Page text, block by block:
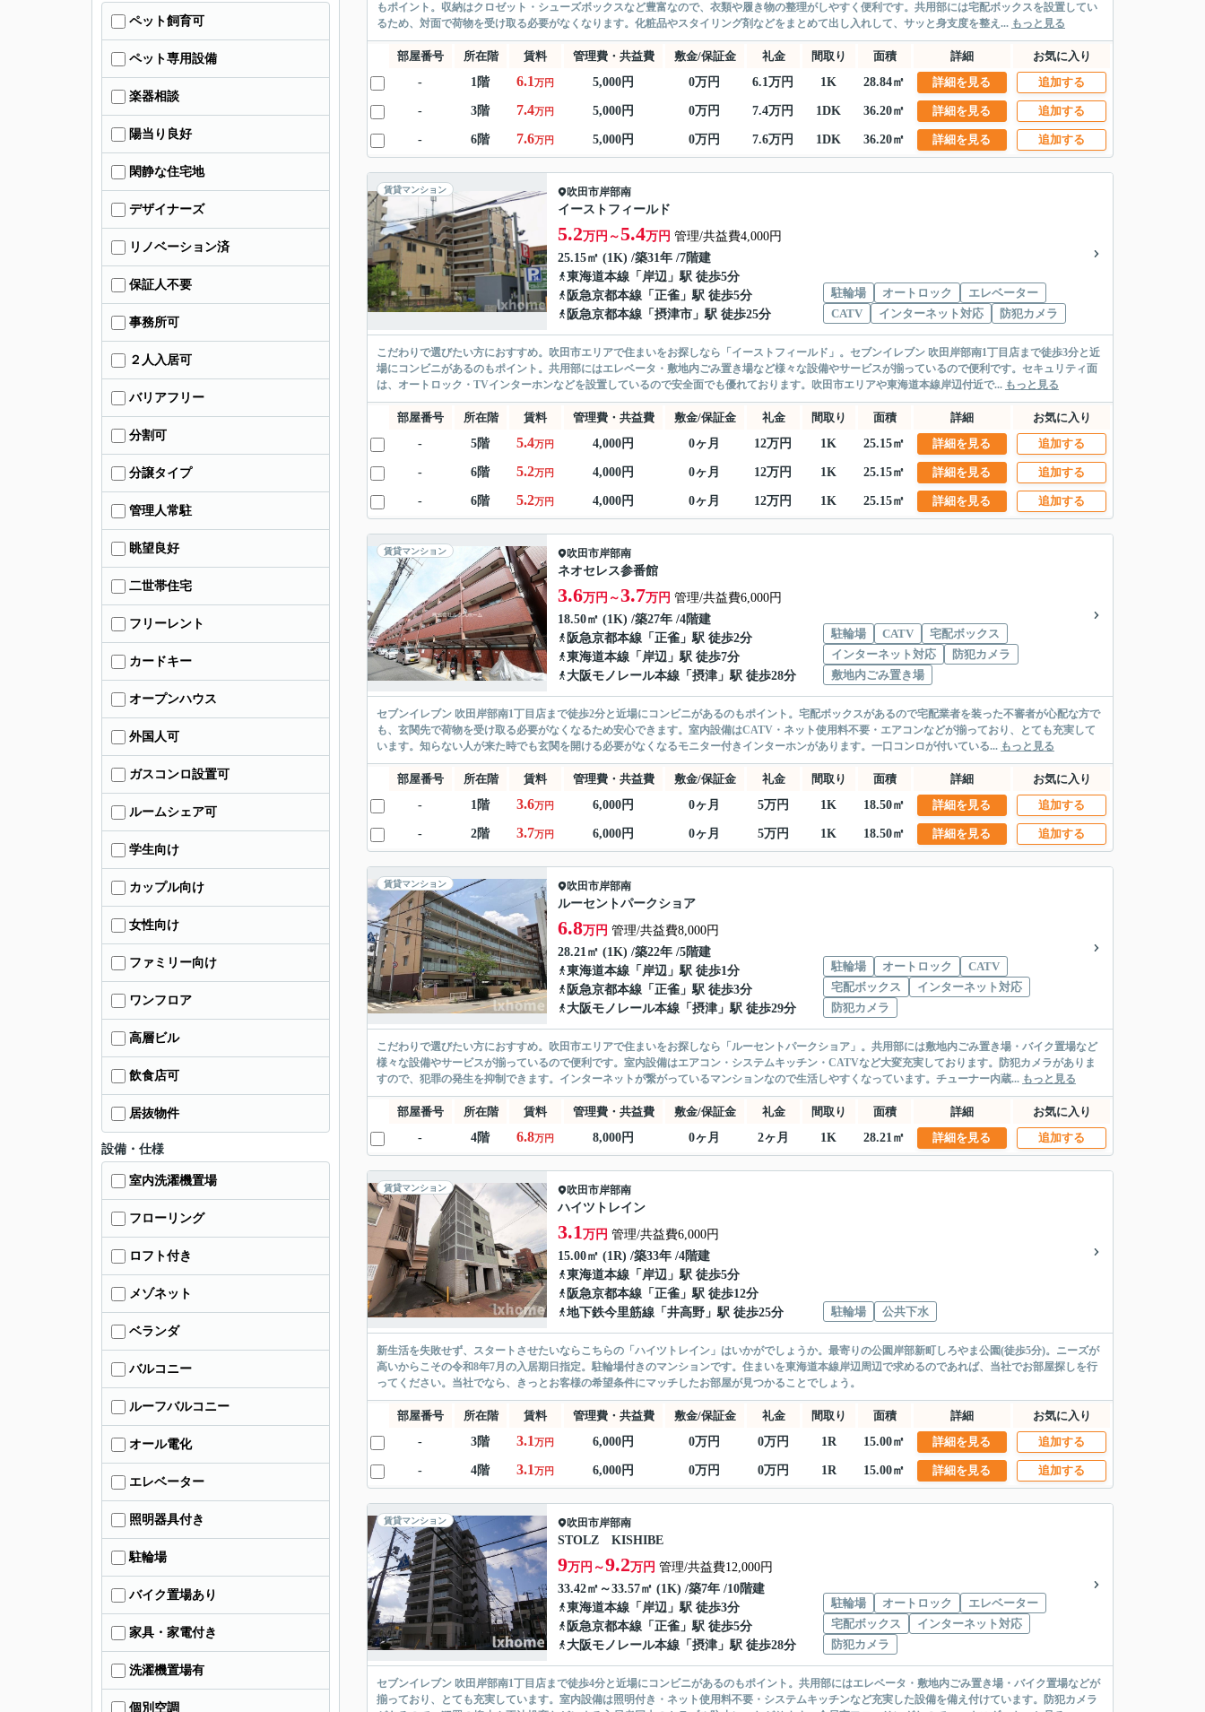
もポイント。収納はクロゼット・シューズボックスなど豊富なので、衣類や履き物の整理がしやすく便利です。共用部には宅配ボックスを設置してい
るため、対面で荷物を受け取る必要がなくなります。化粧品やスタイリング剤などをまとめて出し入れして、サッと身支度を整え... もっと見る
部屋番号 所在階 賃料 管理費・共益費 敷金/保証金 礼金 間取り 面積 詳細
お気に入り
-
1階 6.1万円 5,000円 0万円 6.1万円 1K 28.84㎡ 詳細を見る 追加する
- 3階 7.4万円 5,000円 0万円 7.4万円 1DK 36.20㎡ 詳細を見る 追加する
- 6階 7.6万円 5,000円 0万円 7.6万円 1DK 36.20㎡ 詳細を見る 追加する
賃貸マンション 吹田市岸部南
イーストフィールド
5.2万円～5.4万円 管理/共益費4,000円
25.15㎡ (1K) /築31年 /7階建
東海道本線 「 岸辺 」駅 徒歩5分
阪急京都本線 「 正雀 」駅 徒歩5分
阪急京都本線 「 摂津市 」駅 徒歩25分
駐輪場 オートロック
エレベーター
CATV
インターネット対応 防犯カメラ
こだわりで選びたい方におすすめ。吹田市エリアで住まいをお探しなら「イーストフィールド」。セブンイレブン 吹田岸部南1丁目店まで徒歩3分と近
場にコンビニがあるのもポイント。共用部にはエレベータ・敷地内ごみ置き場など様々な設備やサービスが揃っているので便利です。セキュリティ面
は、オートロック・TVインターホンなどを設置しているので安全面でも優れております。吹田市エリアや東海道本線岸辺付近で... もっと見る
部屋番号 所在階 賃料 管理費・共益費 敷金/保証金 礼金 間取り 面積 詳細
お気に入り
-
5階 5.4万円 4,000円 0ヶ月 12万円 1K 25.15㎡ 詳細を見る 追加する
- 6階 5.2万円 4,000円 0ヶ月 12万円 1K 25.15㎡ 詳細を見る 追加する
- 6階 5.2万円 4,000円 0ヶ月 12万円 1K 25.15㎡ 詳細を見る 追加する
賃貸マンション 吹田市岸部南
ネオセレス参番館
3.6万円～3.7万円 管理/共益費6,000円
18.50㎡ (1K) /築27年 /4階建
阪急京都本線 「 正雀 」駅 徒歩2分
東海道本線 「 岸辺 」駅 徒歩7分
大阪モノレール本線 「 摂津 」駅 徒歩28分
駐輪場 CATV
宅配ボックス
インターネット対応
防犯カメラ
敷地内ごみ置き場
セブンイレブン 吹田岸部南1丁目店まで徒歩2分と近場にコンビニがあるのもポイント。宅配ボックスがあるので宅配業者を装った不審者が心配な方で
も、玄関先で荷物を受け取る必要がなくなるため安心できます。室内設備はCATV・ネット使用料不要・エアコンなどが揃っており、とても充実して
います。知らない人が来た時でも玄関を開ける必要がなくなるモニター付きインターホンがあります。一口コンロが付いている... もっと見る
部屋番号 所在階 賃料 管理費・共益費 敷金/保証金 礼金 間取り 面積 詳細
お気に入り
-
1階 3.6万円 6,000円 0ヶ月 5万円 1K 18.50㎡ 詳細を見る 追加する
- 2階 3.7万円 6,000円 0ヶ月 5万円 1K 18.50㎡ 詳細を見る 追加する
賃貸マンション 吹田市岸部南
ルーセントパークショア
6.8万円 管理/共益費8,000円
28.21㎡ (1K) /築22年 /5階建
東海道本線 「 岸辺 」駅 徒歩1分
阪急京都本線 「 正雀 」駅 徒歩3分
大阪モノレール本線 「 摂津 」駅 徒歩29分
駐輪場 オートロック
CATV
宅配ボックス
インターネット対応
防犯カメラ
こだわりで選びたい方におすすめ。吹田市エリアで住まいをお探しなら「ルーセントパークショア」。共用部には敷地内ごみ置き場・バイク置場など
様々な設備やサービスが揃っているので便利です。室内設備はエアコン・システムキッチン・CATVなど大変充実しております。防犯カメラがありま
すので、犯罪の発生を抑制できます。インターネットが繋がっているマンションなので生活しやすくなっています。チューナー内蔵... もっと見る
部屋番号 所在階 賃料 管理費・共益費 敷金/保証金 礼金 間取り 面積 詳細
お気に入り
-
4階 6.8万円 8,000円 0ヶ月 2ヶ月 1K 28.21㎡ 詳細を見る 追加する
賃貸マンション 吹田市岸部南
ハイツトレイン
3.1万円 管理/共益費6,000円
15.00㎡ (1R) /築33年 /4階建
東海道本線 「 岸辺 」駅 徒歩5分
阪急京都本線 「 正雀 」駅 徒歩12分
地下鉄今里筋線 「 井高野 」駅 徒歩25分 駐輪場 公共下水
新生活を失敗せず、スタートさせたいならこちらの「ハイツトレイン」はいかがでしょうか。最寄りの公園岸部新町しろやま公園(徒歩5分)。ニーズが
高いからこその令和8年7月の入居期日指定。駐輪場付きのマンションです。住まいを東海道本線岸辺周辺で求めるのであれば、当社でお部屋探しを行
ってください。当社でなら、きっとお客様の希望条件にマッチしたお部屋が見つかることでしょう。
部屋番号 所在階 賃料 管理費・共益費 敷金/保証金 礼金 間取り 面積 詳細
お気に入り
-
3階 3.1万円 6,000円 0万円 0万円 1R 15.00㎡ 詳細を見る 追加する
- 4階 3.1万円 6,000円 0万円 0万円 1R 15.00㎡ 詳細を見る 追加する
賃貸マンション 吹田市岸部南
STOLZ KISHIBE
9万円～9.2万円 管理/共益費12,000円
33.42㎡～33.57㎡ (1K) /築7年 /10階建
東海道本線 「 岸辺 」駅 徒歩3分
阪急京都本線 「 正雀 」駅 徒歩5分
大阪モノレール本線 「 摂津 」駅 徒歩28分
駐輪場 オートロック
エレベーター
宅配ボックス
インターネット対応
防犯カメラ
セブンイレブン 吹田岸部南1丁目店まで徒歩4分と近場にコンビニがあるのもポイント。共用部にはエレベータ・敷地内ごみ置き場・バイク置場などが
揃っており、とても充実しています。室内設備は照明付き・ネット使用料不要・システムキッチンなど充実した設備を備え付けています。防犯カメラ
ペット飼育可
ペット専用設備
楽器相談
陽当り良好
閑静な住宅地
デザイナーズ
リノベーション済
保証人不要
事務所可
２人入居可
バリアフリー
分割可
分譲タイプ
管理人常駐
眺望良好
二世帯住宅
フリーレント
カードキー
オープンハウス
外国人可
ガスコンロ設置可
ルームシェア可
学生向け
カップル向け
女性向け
ファミリー向け
ワンフロア
高層ビル
飲食店可
居抜物件
設備・仕様
室内洗濯機置場
フローリング
ロフト付き
メゾネット
ベランダ
バルコニー
ルーフバルコニー
オール電化
エレベーター
照明器具付き
駐輪場
バイク置場あり
家具・家電付き
洗濯機置場有
個別空調